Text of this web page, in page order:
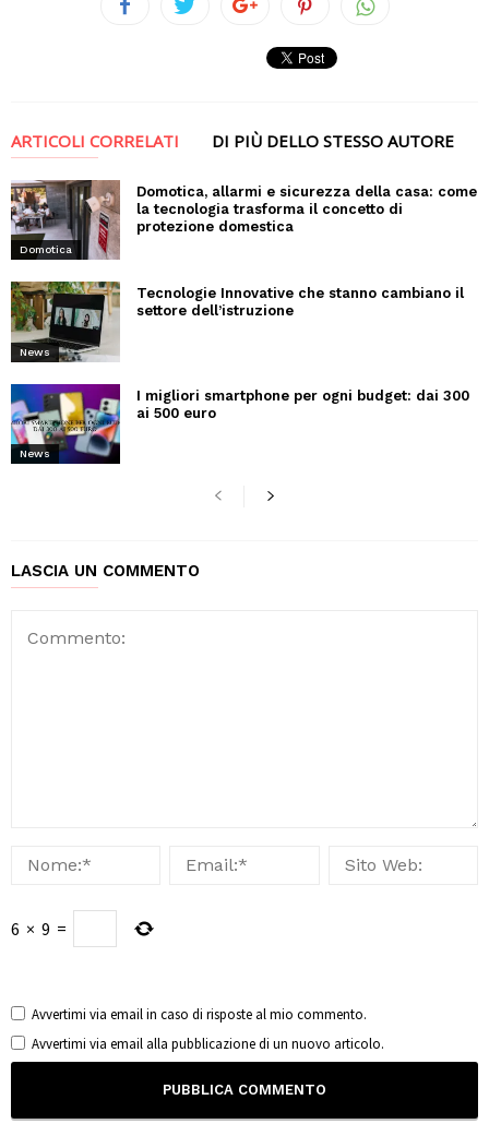
ARTICOLI CORRELATI DI PIÙ DELLO STESSO AUTORE
Domotica
Domotica, allarmi e sicurezza della casa: come
la tecnologia trasforma il concetto di
protezione domestica
News
Tecnologie Innovative che stanno cambiano il
settore dell’istruzione
News
I migliori smartphone per ogni budget: dai 300
ai 500 euro
LASCIA UN COMMENTO
6 × 9 =
Avvertimi via email in caso di risposte al mio commento.
Avvertimi via email alla pubblicazione di un nuovo articolo.